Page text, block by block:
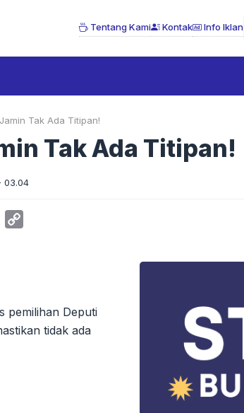
Tentang Kami Kontak Info Iklan
Tak Ada Titipan!
Tak Ada Titipan!
03.04
Telegram
pemilihan Deputi
tidak ada